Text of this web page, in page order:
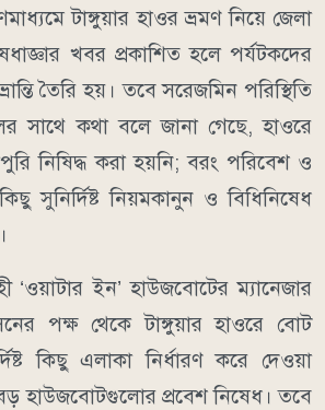
টাঙ্গুয়ার হাওর ভ্রমণ নিয়ে জেলা
খবর প্রকাশিত হলে পর্যটকদের
তৈরি হয়। তবে সরেজমিন পরিস্থিতি
সাথে কথা বলে জানা গেছে, হাওরে
নিষিদ্ধ করা হয়নি; বরং পরিবেশ ও
সুনির্দিষ্ট নিয়মকানুন ও বিধিনিষেধ
‘ওয়াটার ইন’ হাউজবোটের ম্যানেজার
পক্ষ থেকে টাঙ্গুয়ার হাওরে বোট
কিছু এলাকা নির্ধারণ করে দেওয়া
হাউজবোটগুলোর প্রবেশ নিষেধ। তবে